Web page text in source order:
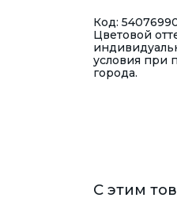
Код:
Цветовой
условия при
города.
С этим